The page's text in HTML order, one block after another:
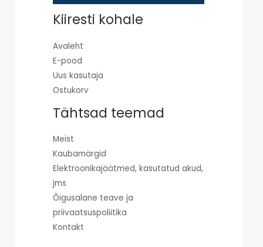
Kiiresti kohale
Avaleht
E-pood
Uus kasutaja
Ostukorv
Tähtsad teemad
Meist
Kaubamärgid
Elektroonikajäätmed, kasutatud akud,
jms
Õigusalane teave ja
priivaatsuspoliitika
Kontakt